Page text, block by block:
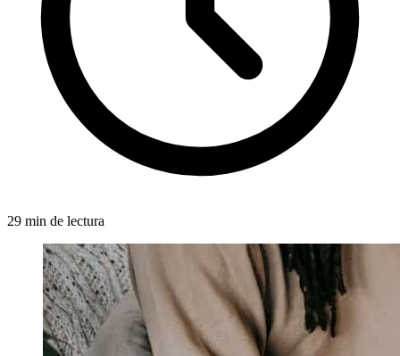
29 min de lectura